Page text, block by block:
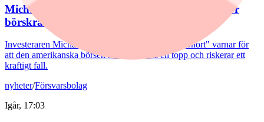
Michael Burry varnar för börstopp – ser risk för
börskrasch
Investeraren Michael Burry, känd från "The Big Short" varnar för
att den amerikanska börsen kan vara nära en topp och riskerar ett
kraftigt fall.
nyheter/Försvarsbolag
Igår, 17:03